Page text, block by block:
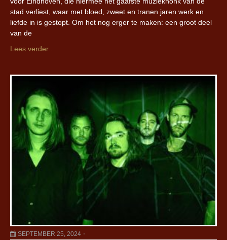
stad verliest, waar met bloed, zweet en tranen jaren werk en
liefde in is gestopt. Om het nog erger te maken: een groot deel
van de
Lees verder..
SEPTEMBER 25, 2024